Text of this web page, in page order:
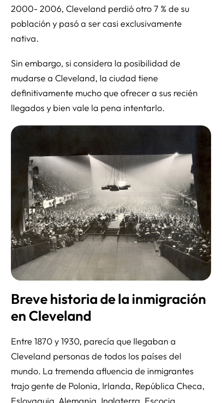
2000- 2006, Cleveland perdió otro 7 % de su
población y pasó a ser casi exclusivamente
nativa.
Sin embargo, si considera la posibilidad de
mudarse a Cleveland, la ciudad tiene
definitivamente mucho que ofrecer a sus recién
llegados y bien vale la pena intentarlo.
Breve historia de la inmigración
en Cleveland
Entre 1870 y 1930, parecía que llegaban a
Cleveland personas de todos los países del
mundo. La tremenda afluencia de inmigrantes
trajo gente de Polonia, Irlanda, República Checa,